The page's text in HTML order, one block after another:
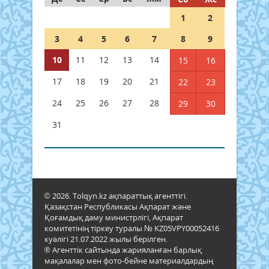
1
2
3
4 5 6 7 8
9
10
11 12 13 14 15
16
17
18 19 20 21 22
23
24
25 26 27 28 29
30
31
© 2026. Tolqyn.kz ақпараттық агенттігі.
Қазақстан Республикасы Ақпарат және
Қоғамдық даму министрлігі, Ақпарат
комитетінің тіркеу туралы № KZ05VPY00052416
куәлігі 21.07.2022 жылы берілген.
® Агенттік сайтында жарияланған барлық
мақалалар мен фото-бейне материалдардың